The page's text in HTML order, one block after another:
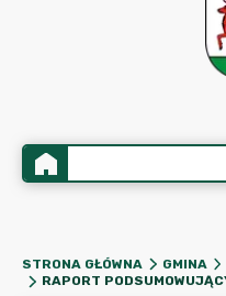
STRONA GŁÓWNA GMINA